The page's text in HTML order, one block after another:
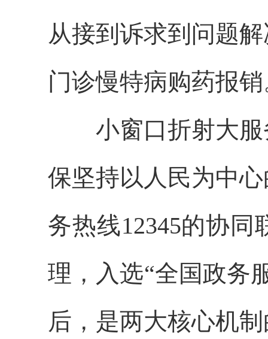
从接到诉求到问题
门诊慢特病购药报销
小窗口折射大
保坚持以人民为中
务热线12345的协
理， 入选“全国政务
后，是两大核心机